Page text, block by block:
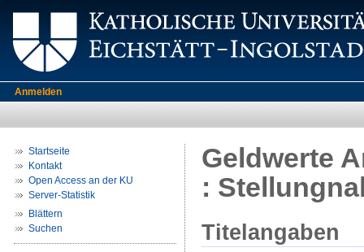
Anmelden
Startseite
Kontakt
Open Access an der KU
Server-Statistik
Blättern
Suchen
Geldwerte
:
Titelangaben